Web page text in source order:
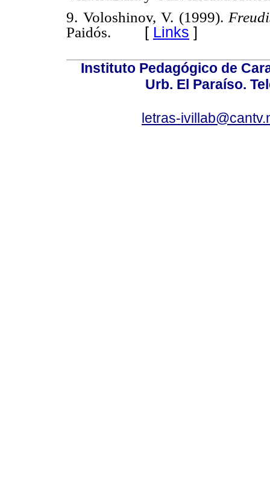
9. Voloshinov, V. (1999).
Paidós. [ Links ]
Instituto Pedagógico de
Urb. El Paraíso.
letras-